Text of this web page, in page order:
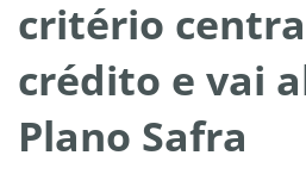
critério
crédito e vai
Plano Safra